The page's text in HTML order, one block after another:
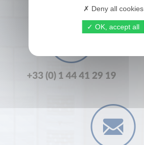
+33 (0) 1 44 41 29 19
Deny all cookies
OK, accept all